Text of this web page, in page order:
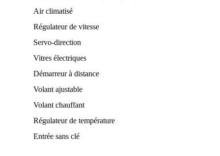
Air climatisé
Régulateur de vitesse
Servo-direction
Vitres électriques
Démarreur à distance
Volant ajustable
Volant chauffant
Régulateur de température
Entrée sans clé